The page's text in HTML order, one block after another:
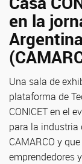
en la
Una sala de
plataforma de
CONICET en el
para la industria
CAMARCO y
emprendedores